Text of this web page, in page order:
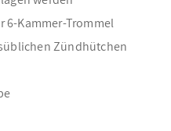
6-Kammer-Trommel
Zündhütchen